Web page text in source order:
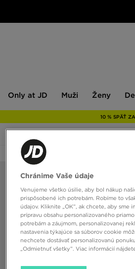
JD
Only at JD Muži Ženy
10 % SPÄŤ
Chránime Vaše údaje
Venujeme všetko úsilie, aby bol nákup
prispôsobené ich potrebám. Robíme to
údajov. Kliknite „OK”, ak chcete, aby sme
prípravu obsahu personalizovaného
potrebám a záujmom, personalizovanej
nastavenia týkajúce sa súborov cookie
nechcete dostávať personalizovanú
„Odmietnuť všetky”. Viac informácií